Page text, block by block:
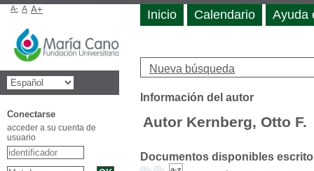
Nueva búsqueda
Información del autor
Autor Kernberg, Otto F.
Documentos disponibles
Inicio Calendario Ayuda
A- A A+
Conectarse
acceder a su cuenta de
usuario